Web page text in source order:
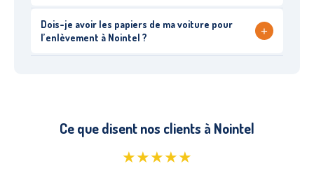
Dois-je avoir les papiers de ma voiture pour
l’enlèvement à Nointel ?
+
Ce que disent nos clients à Nointel
★★★★★